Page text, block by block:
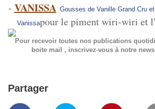
- VANISSA Gousses de Vanille Grand Cru
Vanissapour le piment wiri-wiri et
Pour recevoir toutes nos publications
boite mail , inscrivez-vous à notre
Partager